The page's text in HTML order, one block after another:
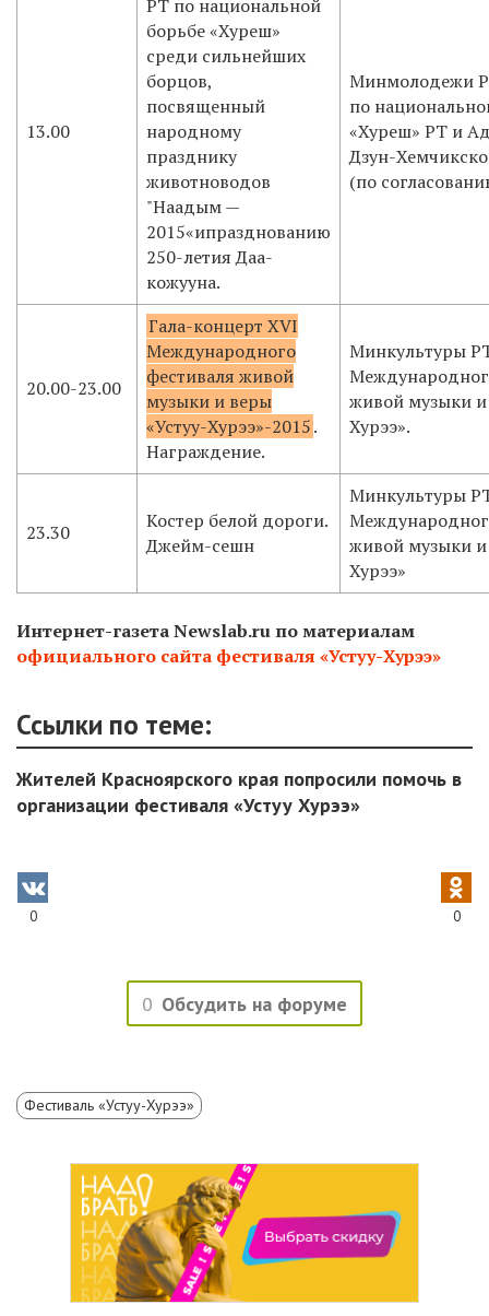
13.00
РТ по национальной
борьбе «Хуреш»
среди сильнейших
борцов,
посвященный
народному
празднику
животноводов
"Наадым —
2015«ипразднованию
250-летия Даа-
кожууна.
Минмолодежи
по
«Хуреш» РТ и
Дзун-
(по
20.00-23.00
Гала-концерт XVI
Международного
фестиваля живой
музыки и веры
«Устуу-Хурээ»-2015.
Награждение.
Минкультуры
живой музыки и
Хурээ».
23.30
Костер белой дороги.
Джейм-сешн
Минкультуры
живой музыки и
Хурээ»
Интернет-газета Newslab.ru по материалам
официального сайта фестиваля «Устуу-Хурээ»
Ссылки по теме:
Жителей Красноярского края попросили помочь в
организации фестиваля «Устуу Хурээ»
0 0
0 Обсудить на форуме
Фестиваль «Устуу-Хурээ»